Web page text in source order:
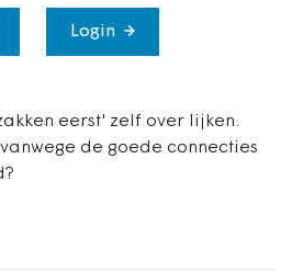
Login
eerst' zelf over lijken.
de goede connecties